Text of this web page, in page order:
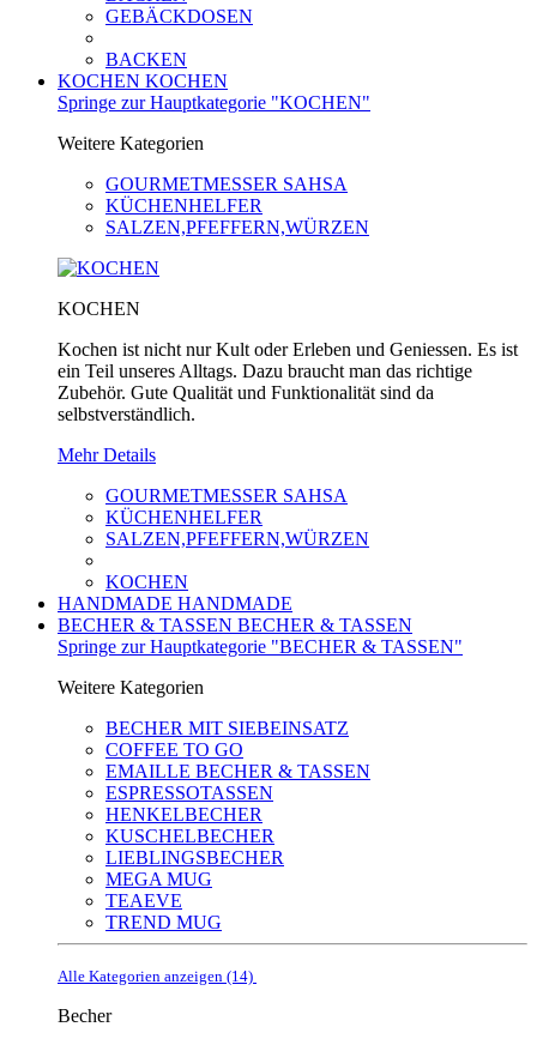
GEBÄCKDOSEN
BACKEN
KOCHEN KOCHEN
Springe zur Hauptkategorie "KOCHEN"
Weitere Kategorien
GOURMETMESSER SAHSA
KÜCHENHELFER
SALZEN,PFEFFERN,WÜRZEN
KOCHEN
Kochen ist nicht nur Kult oder Erleben und Geniessen. Es ist
ein Teil unseres Alltags. Dazu braucht man das richtige
Zubehör. Gute Qualität und Funktionalität sind da
selbstverständlich.
Mehr Details
GOURMETMESSER SAHSA
KÜCHENHELFER
SALZEN,PFEFFERN,WÜRZEN
KOCHEN
HANDMADE HANDMADE
BECHER & TASSEN BECHER & TASSEN
Springe zur Hauptkategorie "BECHER & TASSEN"
Weitere Kategorien
BECHER MIT SIEBEINSATZ
COFFEE TO GO
EMAILLE BECHER & TASSEN
ESPRESSOTASSEN
HENKELBECHER
KUSCHELBECHER
LIEBLINGSBECHER
MEGA MUG
TEAEVE
TREND MUG
Alle Kategorien anzeigen (14)
Becher